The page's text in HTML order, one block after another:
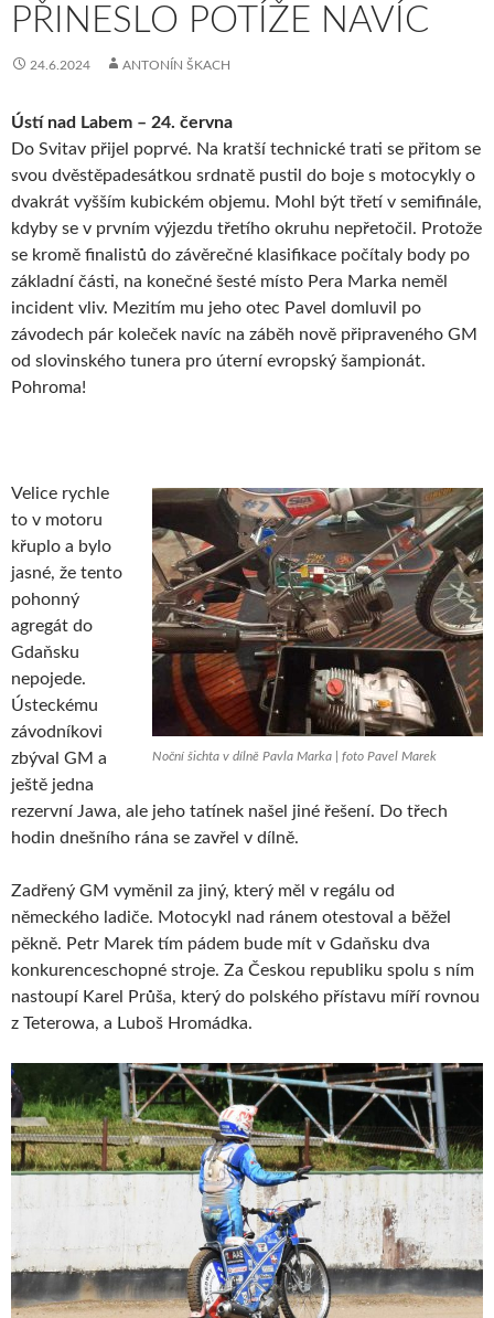
PŘINESLO POTÍŽE NAVÍC
24.6.2024 ANTONÍN ŠKACH
Ústí nad Labem – 24. června
Do Svitav přijel poprvé. Na kratší technické trati se přitom se
svou dvěstěpadesátkou srdnatě pustil do boje s motocykly o
dvakrát vyšším kubickém objemu. Mohl být třetí v semifinále,
kdyby se v prvním výjezdu třetího okruhu nepřetočil. Protože
se kromě finalistů do závěrečné klasifikace počítaly body po
základní části, na konečné šesté místo Pera Marka neměl
incident vliv. Mezitím mu jeho otec Pavel domluvil po
závodech pár koleček navíc na záběh nově připraveného GM
od slovinského tunera pro úterní evropský šampionát.
Pohroma!
Noční šichta v dílně Pavla Marka | foto Pavel Marek
Velice rychle
to v motoru
křuplo a bylo
jasné, že tento
pohonný
agregát do
Gdaňsku
nepojede.
Ústeckému
závodníkovi
zbýval GM a
ještě jedna
rezervní Jawa, ale jeho tatínek našel jiné řešení. Do třech
hodin dnešního rána se zavřel v dílně.
Zadřený GM vyměnil za jiný, který měl v regálu od
německého ladiče. Motocykl nad ránem otestoval a běžel
pěkně. Petr Marek tím pádem bude mít v Gdaňsku dva
konkurenceschopné stroje. Za Českou republiku spolu s ním
nastoupí Karel Průša, který do polského přístavu míří rovnou
z Teterowa, a Luboš Hromádka.